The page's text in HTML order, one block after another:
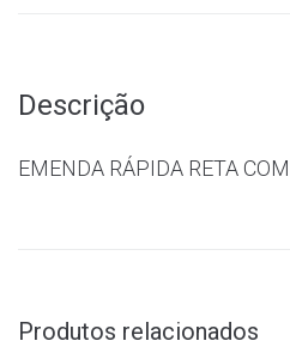
Descrição
EMENDA RÁPIDA RETA
Produtos relacionados